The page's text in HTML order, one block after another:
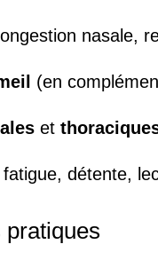
nasale,
(en
et
détente,
pratiques